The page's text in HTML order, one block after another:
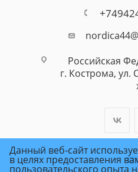
Российская
г. Кострома, ул.
Данный веб-сайт
в целях предоставления
пользовательского опыта